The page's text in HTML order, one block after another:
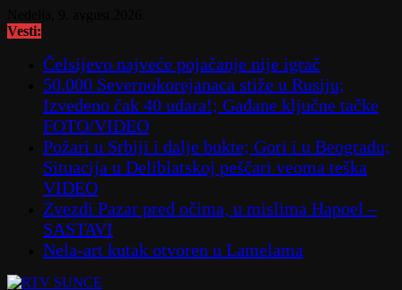
to
Vesti:
Čelsijevo najveće pojačanje nije igrač
50.000 Severnokorejanaca stiže u Rusiju;
Izvedeno čak 40 udara!; Gađane ključne tačke
FOTO/VIDEO
Požari u Srbiji i dalje bukte; Gori i u Beogradu;
Situacija u Deliblatskoj peščari veoma teška
VIDEO
Zvezdi Pazar pred očima, u mislima Hapoel –
SASTAVI
Nela-art kutak otvoren u Lamelama